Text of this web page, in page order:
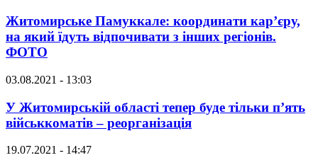
Житомирське Памуккале: координати кар’єру,
на який їдуть відпочивати з інших регіонів.
ФОТО
03.08.2021 - 13:03
У Житомирській області тепер буде тільки п’ять
військкоматів – реорганізація
19.07.2021 - 14:47